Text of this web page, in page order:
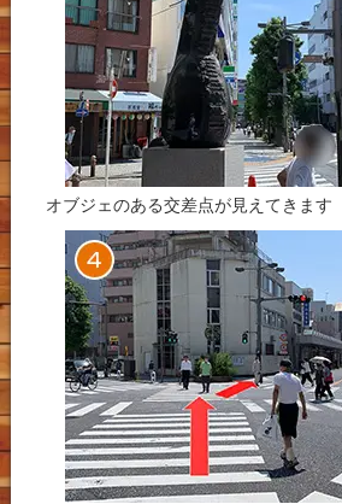
オブジェのある交差点が見えてきます